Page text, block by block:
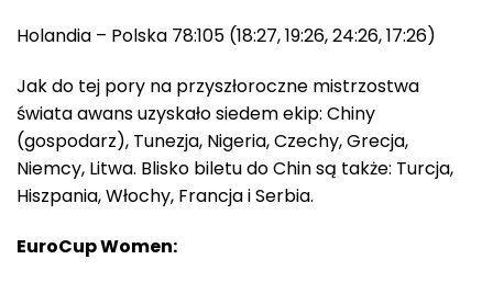
Holandia – Polska 78:105 (18:27, 19:26, 24:26, 17:26)
Jak do tej pory na przyszłoroczne mistrzostwa
świata awans uzyskało siedem ekip: Chiny
(gospodarz), Tunezja, Nigeria, Czechy, Grecja,
Niemcy, Litwa. Blisko biletu do Chin są także: Turcja,
Hiszpania, Włochy, Francja i Serbia.
EuroCup Women: